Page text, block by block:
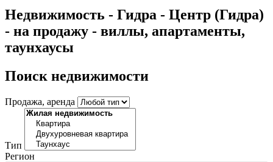
Недвижимость - Гидра - Центр (Гидра)
- на продажу - виллы, апартаменты,
таунхаусы
Поиск недвижимости
Продажа, аренда
Тип
Регион